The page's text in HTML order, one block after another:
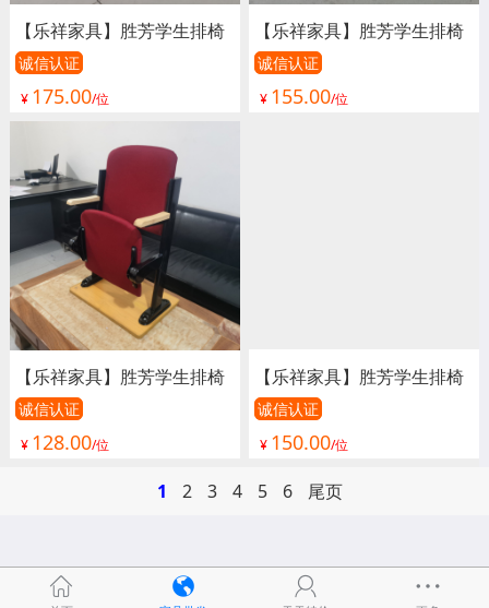
【乐祥家具】胜芳学生排椅
批发 礼堂椅 阶梯教室排椅
联排课桌椅 学生排椅 看台
椅 连排椅 报告厅椅子 会议
椅子 影院椅
诚信认证
¥ 175.00/位
【乐祥家具】胜芳学生排椅
批发 礼堂椅 阶梯教室排椅
联排课桌椅 学生排椅 看台
诚信认证
¥ 155.00/位
【乐祥家具】胜芳学生排椅
批发 礼堂椅 阶梯教室排椅
联排课桌椅 学生排椅 看台
诚信认证
¥ 128.00/位
【乐祥家具】胜芳学生排椅
批发 礼堂椅 阶梯教室排椅
联排课桌椅 学生排椅 看台
椅子 影院椅
诚信认证
¥ 150.00/位
1 2 3 4 5 6 尾页
回胜芳在线